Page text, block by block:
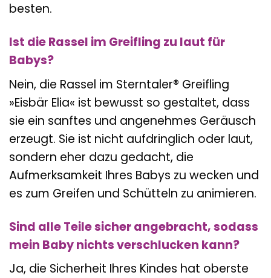
besten.
Ist die Rassel im Greifling zu laut für
Babys?
Nein, die Rassel im Sterntaler® Greifling
»Eisbär Elia« ist bewusst so gestaltet, dass
sie ein sanftes und angenehmes Geräusch
erzeugt. Sie ist nicht aufdringlich oder laut,
sondern eher dazu gedacht, die
Aufmerksamkeit Ihres Babys zu wecken und
es zum Greifen und Schütteln zu animieren.
Sind alle Teile sicher angebracht, sodass
mein Baby nichts verschlucken kann?
Ja, die Sicherheit Ihres Kindes hat oberste